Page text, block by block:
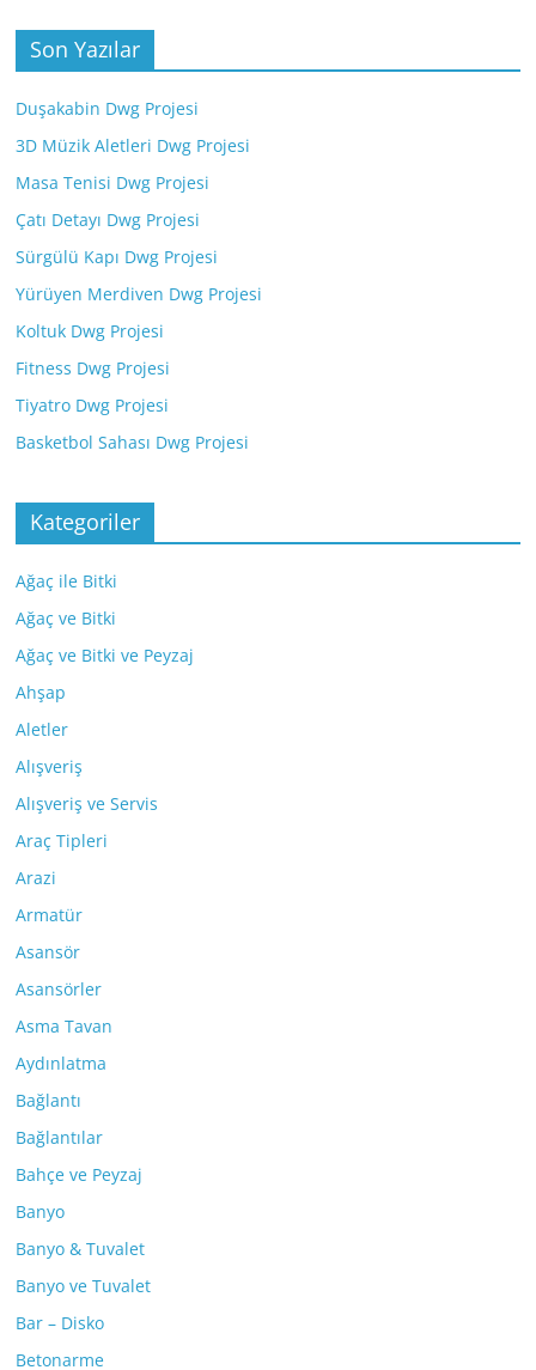
Son Yazılar
Duşakabin Dwg Projesi
3D Müzik Aletleri Dwg Projesi
Masa Tenisi Dwg Projesi
Çatı Detayı Dwg Projesi
Sürgülü Kapı Dwg Projesi
Yürüyen Merdiven Dwg Projesi
Koltuk Dwg Projesi
Fitness Dwg Projesi
Tiyatro Dwg Projesi
Basketbol Sahası Dwg Projesi
Kategoriler
Ağaç ile Bitki
Ağaç ve Bitki
Ağaç ve Bitki ve Peyzaj
Ahşap
Aletler
Alışveriş
Alışveriş ve Servis
Araç Tipleri
Arazi
Armatür
Asansör
Asansörler
Asma Tavan
Aydınlatma
Bağlantı
Bağlantılar
Bahçe ve Peyzaj
Banyo
Banyo & Tuvalet
Banyo ve Tuvalet
Bar – Disko
Betonarme